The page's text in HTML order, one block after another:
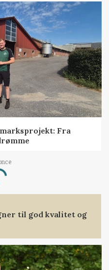
Fra
til god kvalitet og